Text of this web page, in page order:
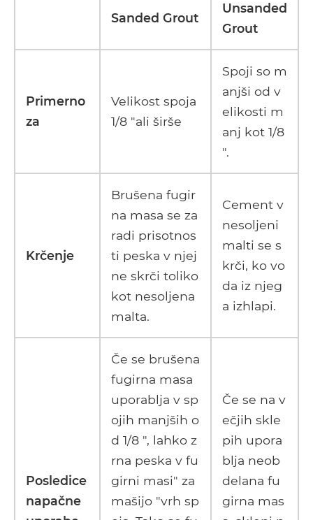
Sanded Grout
Unsanded
Grout
Primerno
za
Velikost spoja
1/8 "ali širše
Spoji so m
anjši od v
elikosti m
anj kot 1/8
".
Krčenje
Brušena fugir
na masa se za
radi prisotnos
ti peska v njej
ne skrči toliko
kot nesoljena
malta.
Cement v
nesoljeni
malti se s
krči, ko vo
da iz njeg
a izhlapi.
Posledice
napačne
Če se brušena
fugirna masa
uporablja v sp
ojih manjših o
d 1/8 ", lahko z
rna peska v fu
girni masi" za
mašijo "vrh sp
Če se na v
ečjih skle
pih upora
blja neob
delana fu
girna mas